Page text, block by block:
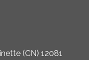
(CN) 12081